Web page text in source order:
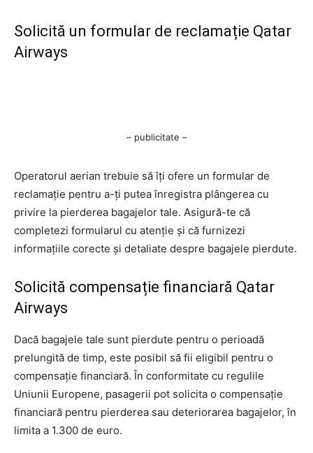
Solicită un formular de reclamație Qatar
Airways
– publicitate –
Operatorul aerian trebuie să îți ofere un formular de
reclamație pentru a-ți putea înregistra plângerea cu
privire la pierderea bagajelor tale. Asigură-te că
completezi formularul cu atenție și că furnizezi
informațiile corecte și detaliate despre bagajele pierdute.
Solicită compensație financiară Qatar
Airways
Dacă bagajele tale sunt pierdute pentru o perioadă
prelungită de timp, este posibil să fii eligibil pentru o
compensație financiară. În conformitate cu regulile
Uniunii Europene, pasagerii pot solicita o compensație
financiară pentru pierderea sau deteriorarea bagajelor, în
limita a 1.300 de euro.